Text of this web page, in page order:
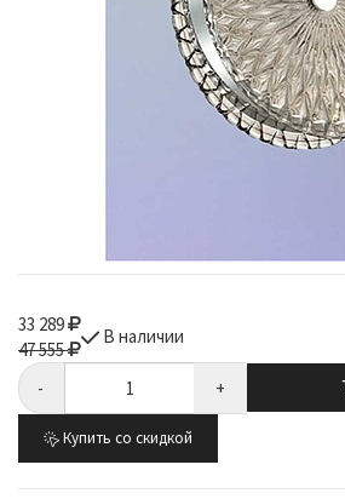
33 289
47 555
В наличии
- +
Купить со скидкой